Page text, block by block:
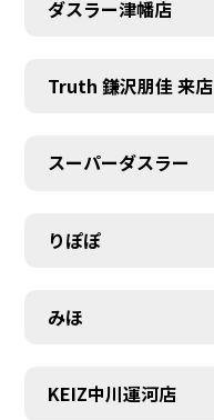
ダスラー津幡店
Truth 鎌沢朋佳 来店
スーパーダスラー
りぽぽ
みほ
KEIZ中川運河店